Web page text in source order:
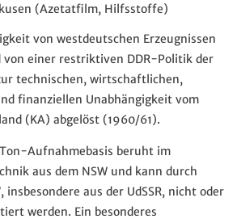
(Azetatfilm, Hilfsstoffe)
von westdeutschen Erzeugnissen
einer restriktiven DDR-Politik der
technischen, wirtschaftlichen,
finanziellen Unabhängigkeit vom
(KA) abgelöst (1960/61).
Aufnahmebasis beruht im
aus dem NSW und kann durch
insbesondere aus der UdSSR, nicht oder
werden. Ein besonderes